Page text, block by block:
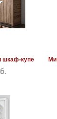
шкаф-купе